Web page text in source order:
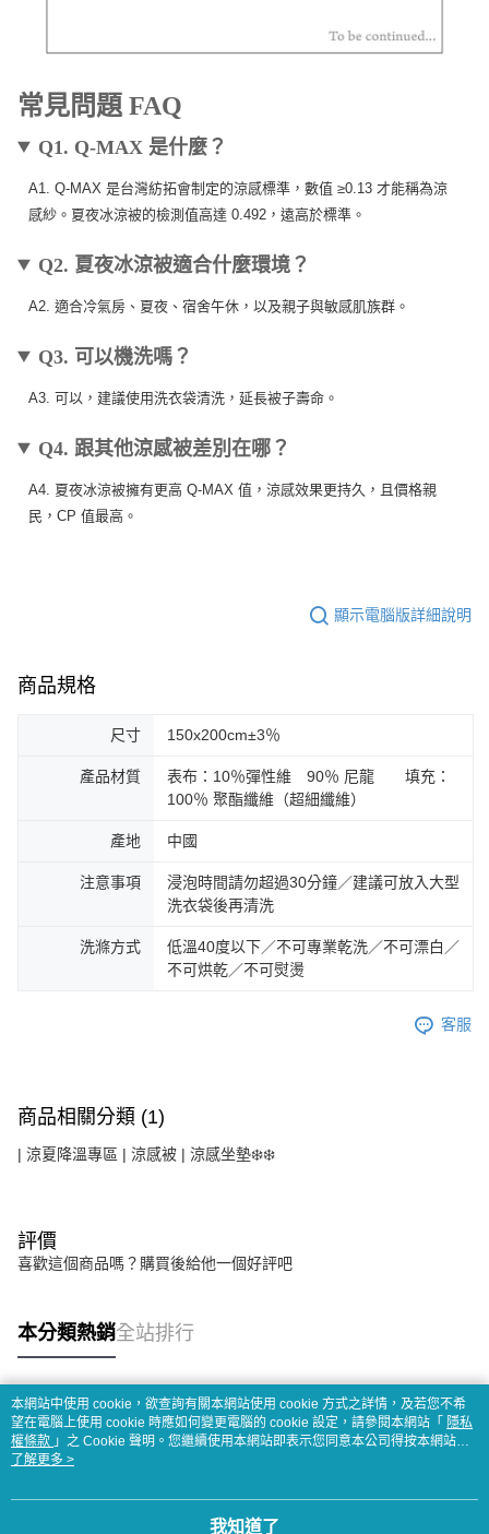
常見問題 FAQ
Q1. Q-MAX 是什麼？
A1. Q-MAX 是台灣紡拓會制定的涼感標準，數值 ≥0.13 才能稱為涼
感紗。夏夜冰涼被的檢測值高達 0.492，遠高於標準。
Q2. 夏夜冰涼被適合什麼環境？
A2. 適合冷氣房、夏夜、宿舍午休，以及親子與敏感肌族群。
Q3. 可以機洗嗎？
A3. 可以，建議使用洗衣袋清洗，延長被子壽命。
Q4. 跟其他涼感被差別在哪？
A4. 夏夜冰涼被擁有更高 Q-MAX 值，涼感效果更持久，且價格親
民，CP 值最高。
顯示電腦版詳細說明
商品規格
尺寸 150x200cm±3％
產品材質
表布：10％彈性維 90％ 尼龍 填充：
100％ 聚酯纖維（超細纖維）
產地 中國
注意事項
浸泡時間請勿超過30分鐘／建議可放入大型
洗衣袋後再清洗
洗滌方式
低溫40度以下／不可專業乾洗／不可漂白／
不可烘乾／不可熨燙
客服
商品相關分類 (1)
| 涼夏降溫專區 | 涼感被 | 涼感坐墊❄️❄️
評價
喜歡這個商品嗎？購買後給他一個好評吧
本分類熱銷全站排行
熱門標籤
本網站中使用 cookie，欲查詢有關本網站使用 cookie 方式之詳情，及若您不希
望在電腦上使用 cookie 時應如何變更電腦的 cookie 設定，請參閱本網站「 隱私
權條款 」之 Cookie 聲明。您繼續使用本網站即表示您同意本公司得按本網站使
用條款之 Cookie 聲明使用 cookie。
了解更多 >
我知道了